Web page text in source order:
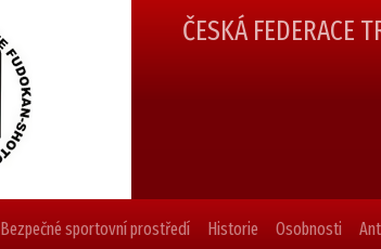
ČESKÁ FEDERACE
Bezpečné sportovní prostředí Historie Osobnosti